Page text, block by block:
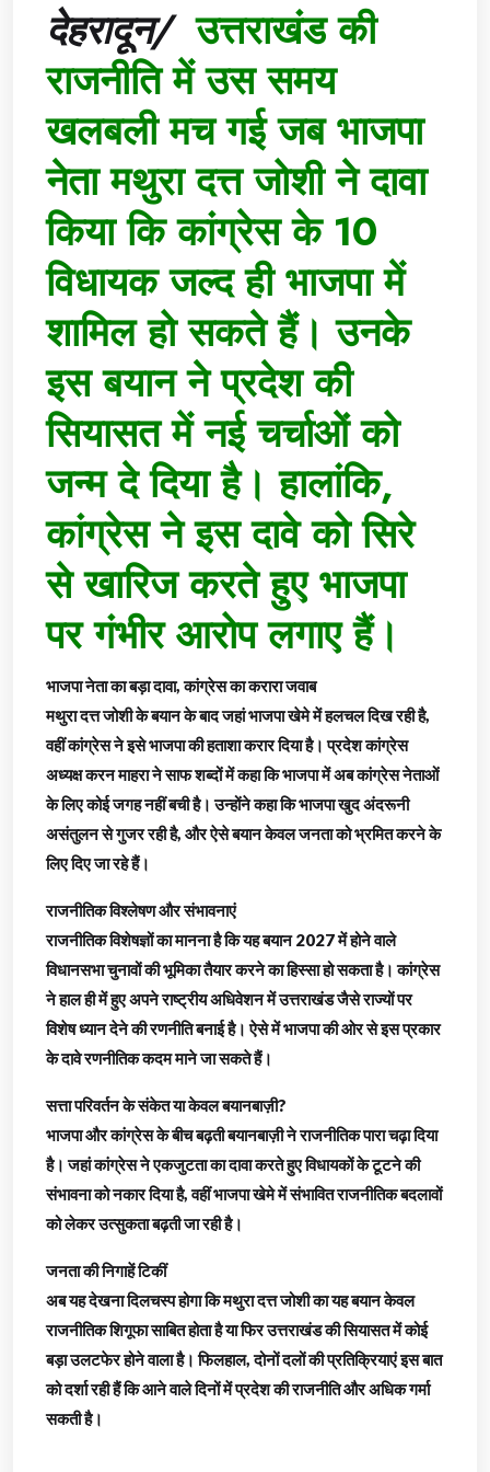
देहरादून/ उत्तराखंड की
राजनीति में उस समय
खलबली मच गई जब भाजपा
नेता मथुरा दत्त जोशी ने दावा
किया कि कांग्रेस के 10
विधायक जल्द ही भाजपा में
शामिल हो सकते हैं। उनके
इस बयान ने प्रदेश की
सियासत में नई चर्चाओं को
जन्म दे दिया है। हालांकि,
कांग्रेस ने इस दावे को सिरे
से खारिज करते हुए भाजपा
पर गंभीर आरोप लगाए हैं।
भाजपा नेता का बड़ा दावा, कांग्रेस का करारा जवाब
मथुरा दत्त जोशी के बयान के बाद जहां भाजपा खेमे में हलचल दिख रही है,
वहीं कांग्रेस ने इसे भाजपा की हताशा करार दिया है। प्रदेश कांग्रेस
अध्यक्ष करन माहरा ने साफ शब्दों में कहा कि भाजपा में अब कांग्रेस नेताओं
के लिए कोई जगह नहीं बची है। उन्होंने कहा कि भाजपा खुद अंदरूनी
असंतुलन से गुजर रही है, और ऐसे बयान केवल जनता को भ्रमित करने के
लिए दिए जा रहे हैं।
राजनीतिक विश्लेषण और संभावनाएं
राजनीतिक विशेषज्ञों का मानना है कि यह बयान 2027 में होने वाले
विधानसभा चुनावों की भूमिका तैयार करने का हिस्सा हो सकता है। कांग्रेस
ने हाल ही में हुए अपने राष्ट्रीय अधिवेशन में उत्तराखंड जैसे राज्यों पर
विशेष ध्यान देने की रणनीति बनाई है। ऐसे में भाजपा की ओर से इस प्रकार
के दावे रणनीतिक कदम माने जा सकते हैं।
सत्ता परिवर्तन के संकेत या केवल बयानबाज़ी?
भाजपा और कांग्रेस के बीच बढ़ती बयानबाज़ी ने राजनीतिक पारा चढ़ा दिया
है। जहां कांग्रेस ने एकजुटता का दावा करते हुए विधायकों के टूटने की
संभावना को नकार दिया है, वहीं भाजपा खेमे में संभावित राजनीतिक बदलावों
को लेकर उत्सुकता बढ़ती जा रही है।
जनता की निगाहें टिकीं
अब यह देखना दिलचस्प होगा कि मथुरा दत्त जोशी का यह बयान केवल
राजनीतिक शिगूफा साबित होता है या फिर उत्तराखंड की सियासत में कोई
बड़ा उलटफेर होने वाला है। फिलहाल, दोनों दलों की प्रतिक्रियाएं इस बात
को दर्शा रही हैं कि आने वाले दिनों में प्रदेश की राजनीति और अधिक गर्मा
सकती है।